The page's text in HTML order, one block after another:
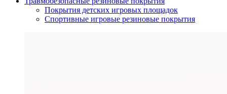
Покрытия детских игровых площадок
Спортивные игровые резиновые покрытия